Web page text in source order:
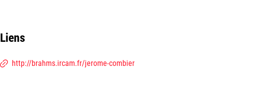
Liens
http://brahms.ircam.fr/jerome-combier